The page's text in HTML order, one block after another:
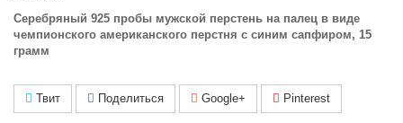
Серебряный 925 пробы мужской перстень на палец в виде
чемпионского американского перстня с синим сапфиром, 15
грамм
Твит Поделиться Google+ Pinterest